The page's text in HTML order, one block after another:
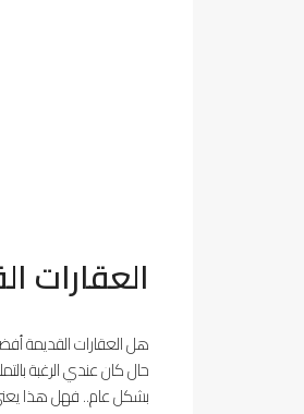
العقارات
هل العقارات القديمة
حال كان عندي الرغبة
بشكل عام.. فهل هذا